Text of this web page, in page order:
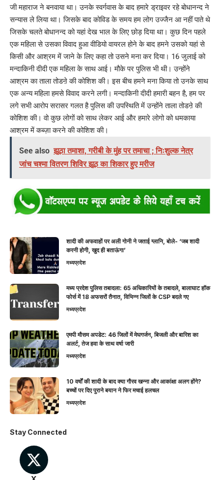
जी महाराज ने बनवाया था। उनके स्वर्गवास के बाद हमारे ड्राइवर रहे बोधानन्द ने
सन्यास ले लिया था। जिसके बाद कोविड के समय हम लोग उज्जैन आ नहीं पाते थे
जिसके चलते बोधानन्द को यहां देख भाल के लिए छोड़ दिया था। कुछ दिन पहले
एक महिला से उसका विवाद हुआ वीडियो वायरल होने के बाद हमने उसको यहां से
किसी और आश्रम में जाने के लिए कहा तो उसने मना कर दिया। 16 जुलाई को
मन्दाकिनी दीदी एक महिला के साथ आई। मौके पर पुलिस भी थी। उन्होंने
आश्रम का ताला तोडऩे की कोशिश की। इस बीच हमने मना किया तो उनके साथ
एक अन्य महिला हमसे विवाद करने लगी। मन्दाकिनी दीदी हमारी बहन है, हम पर
लगे सभी आरोप सरासर गलत है पुलिस की उपस्थिति में उन्होंने ताला तोडऩे की
कोशिश की। वो कुछ लोगों को साथ लेकर आई और हमारे लोगो को धमकाया
आश्रम में कब्ज़ा करने की कोशिश की।
See also झूठा तमाशा, गरीबी के मुंह पर तमाचा ; निःशुल्क नेत्र
जांच चश्मा वितरण शिविर झूठ का शिकार हुए मरीज
शादी की अफवाहों पर अली गोनी ने जताई ग्लानि, बोले- ‘जब शादी
करनी होगी, खुद ही बताऊंगा’
मध्यप्रदेश
मध्य प्रदेश पुलिस तबादला: 65 अधिकारियों के तबादले, बालाघाट हॉक
फोर्स में 18 अफसरों तैनात, विभिन्न जिलों के CSP बदले गए
मध्यप्रदेश
एमपी मौसम अपडेट: 46 जिलों में मेघगर्जन, बिजली और बारिश का
अलर्ट, तेज हवा के साथ वर्षा जारी
मध्यप्रदेश
10 वर्षों की शादी के बाद क्या गौरव खन्ना और आकांक्षा अलग होंगे?
बच्चों पर दिए पुराने बयान ने फिर मचाई हलचल
मध्यप्रदेश
Stay Connected